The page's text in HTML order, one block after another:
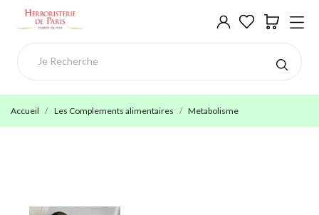
Accueil Les Complements alimentaires Metabolisme